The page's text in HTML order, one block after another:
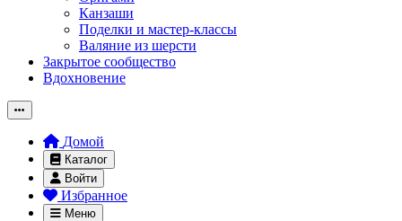
Канзаши
Поделки и мастер-классы
Валяние из шерсти
Закрытое сообщество
Вдохновение
Домой
Каталог
Войти
Избранное
Меню